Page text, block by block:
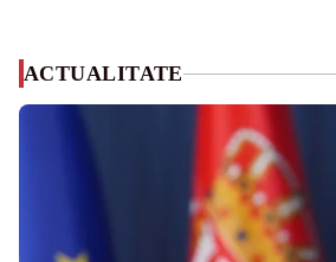
ACTUALITATE